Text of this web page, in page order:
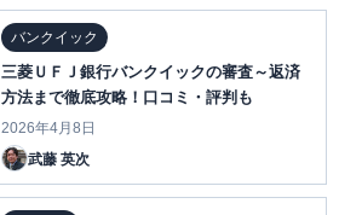
バンクイック
三菱ＵＦＪ銀行バンクイックの審査～返済
方法まで徹底攻略！口コミ・評判も
2026年4月8日
武藤 英次